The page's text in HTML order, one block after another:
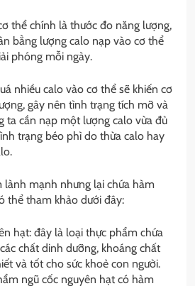
thể chính là thước đo năng lượng,
bằng lượng calo nạp vào cơ thể
phóng mỗi ngày.
nhiều calo vào cơ thể sẽ khiến cơ
gây nên tình trạng tích mỡ và
ta cần nạp một lượng calo vừa đủ
trạng béo phì do thừa calo hay
lành mạnh nhưng lại chứa hàm
thể tham khảo dưới đây:
hạt: đây là loại thực phẩm chứa
chất dinh dưỡng, khoáng chất
và tốt cho sức khoẻ con người.
ngũ cốc nguyên hạt có hàm